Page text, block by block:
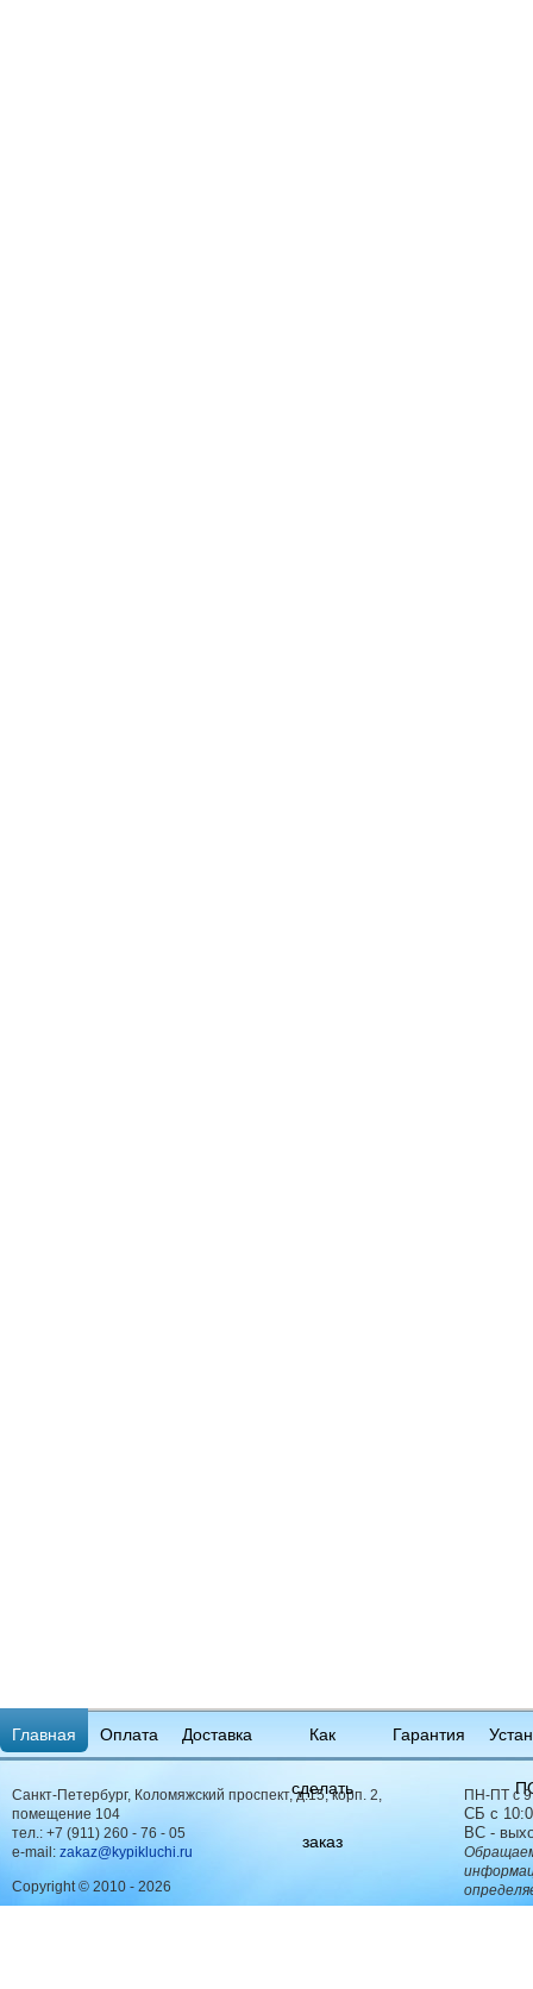
Главная Оплата Доставка Как
сделать
заказ
Гарантия
Copyright © 2010 - 2026
Санкт-Петербург, Коломяжский проспект, д.15, корп. 2,
помещение 104
тел.: +7 (911) 260 - 76 - 05
e-mail: zakaz@kypikluchi.ru
ПН-ПТ с
СБ с
ВС -